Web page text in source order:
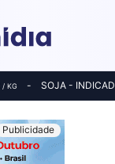
/ KG SOJA -